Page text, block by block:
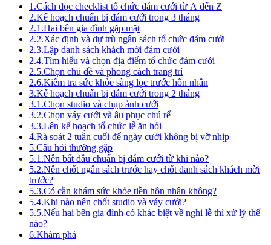
1.Cách đọc checklist tổ chức đám cưới từ A đến Z
2.Kế hoạch chuẩn bị đám cưới trong 3 tháng
2.1.Hai bên gia đình gặp mặt
2.2.Xác định và dự trù ngân sách tổ chức đám cưới
2.3.Lập danh sách khách mời đám cưới
2.4.Tìm hiểu và chọn địa điểm tổ chức đám cưới
2.5.Chọn chủ đề và phong cách trang trí
2.6.Kiểm tra sức khỏe sàng lọc trước hôn nhân
3.Kế hoạch chuẩn bị đám cưới trong 2 tháng
3.1.Chọn studio và chụp ảnh cưới
3.2.Chọn váy cưới và âu phục chú rể
3.3.Lên kế hoạch tổ chức lễ ăn hỏi
4.Rà soát 2 tuần cuối để ngày cưới không bị vỡ nhịp
5.Câu hỏi thường gặp
5.1.Nên bắt đầu chuẩn bị đám cưới từ khi nào?
5.2.Nên chốt ngân sách trước hay chốt danh sách khách mời
trước?
5.3.Có cần khám sức khỏe tiền hôn nhân không?
5.4.Khi nào nên chốt studio và váy cưới?
5.5.Nếu hai bên gia đình có khác biệt về nghi lễ thì xử lý thế
nào?
6.Khám phá